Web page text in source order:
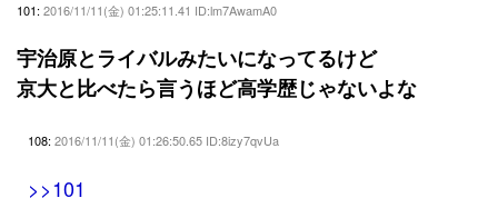
101: 2016/11/11(金) 01:25:11.41 ID:lm7AwamA0
宇治原とライバルみたいになってるけど
京大と比べたら言うほど高学歴じゃないよな
108: 2016/11/11(金) 01:26:50.65 ID:8izy7qvUa
>>101